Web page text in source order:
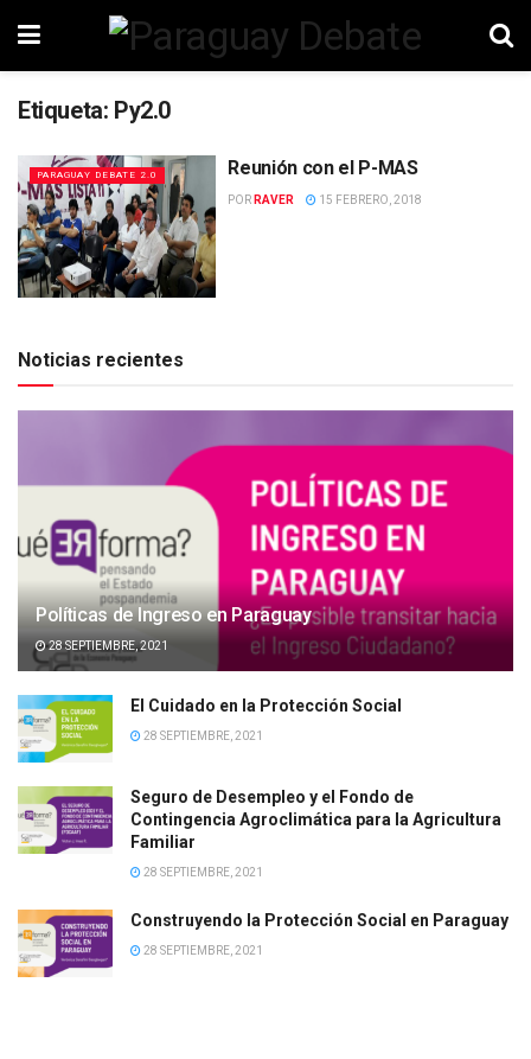
Etiqueta: Py2.0
PARAGUAY DEBATE 2.0 Reunión con el P-MAS
POR RAVER 15 FEBRERO, 2018
Noticias recientes
Políticas de Ingreso en Paraguay
28 SEPTIEMBRE, 2021
El Cuidado en la Protección Social
28 SEPTIEMBRE, 2021
Seguro de Desempleo y el Fondo de
Contingencia Agroclimática para la Agricultura
Familiar
28 SEPTIEMBRE, 2021
Construyendo la Protección Social en Paraguay
28 SEPTIEMBRE, 2021